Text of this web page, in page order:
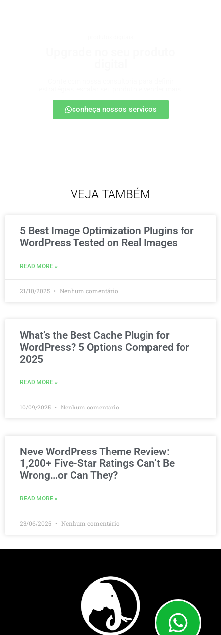
conheça nossos serviços
VEJA TAMBÉM
5 Best Image Optimization Plugins for
WordPress Tested on Real Images
READ MORE »
21/10/2025 Nenhum comentário
What’s the Best Cache Plugin for
WordPress? 5 Options Compared for
2025
READ MORE »
10/09/2025 Nenhum comentário
Neve WordPress Theme Review:
1,200+ Five-Star Ratings Can’t Be
Wrong…or Can They?
READ MORE »
23/06/2025 Nenhum comentário